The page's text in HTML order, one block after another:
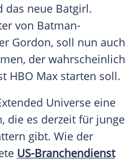
das neue Batgirl.
von Batman-
Gordon, soll nun auch
der wahrscheinlich
HBO Max starten soll.
Universe eine
die es derzeit für junge
gibt. Wie der
US-Branchendienst